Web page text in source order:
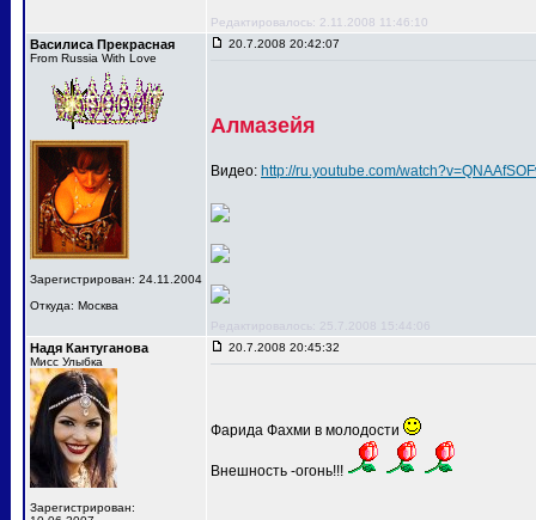
Редактировалось: 2.11.2008 11:46:10
Василиса Прекрасная
From Russia With Love
Зарегистрирован: 24.11.2004
Откуда: Москва
20.7.2008 20:42:07
Алмазейя
Видео: http://ru.youtube.com/
Редактировалось: 25.7.2008 15:44:06
Надя Кантуганова
Мисс Улыбка
Зарегистрирован:
20.7.2008 20:45:32
Фарида Фахми в молодости
Внешность -огонь!!!